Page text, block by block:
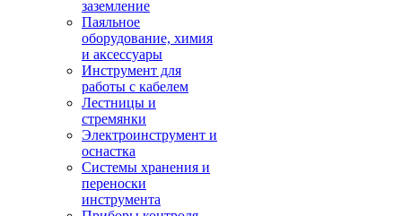
заземление
Паяльное
оборудование, химия
и аксессуары
Инструмент для
работы с кабелем
Лестницы и
стремянки
Электроинструмент и
оснастка
Системы хранения и
переноски
инструмента